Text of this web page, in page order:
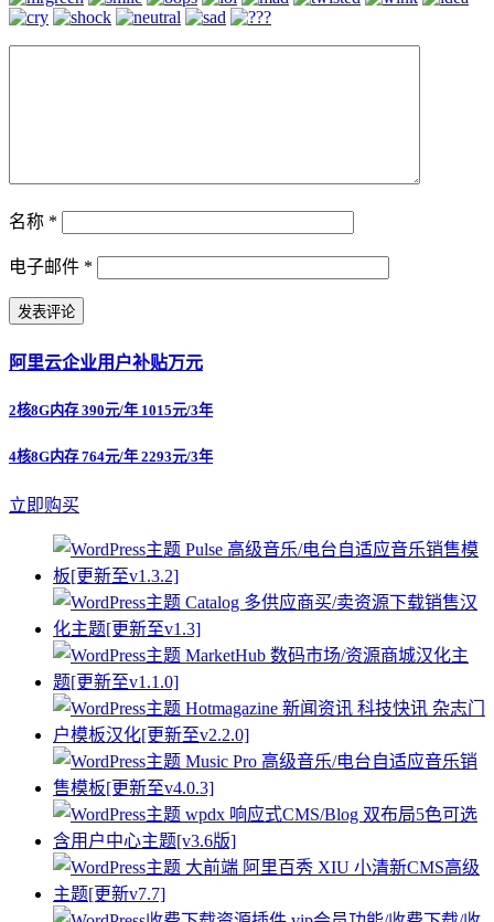
名称 *
电子邮件 *
阿里云企业用户补贴万元
2核8G内存 390元/年 1015元/3年
4核8G内存 764元/年 2293元/3年
立即购买